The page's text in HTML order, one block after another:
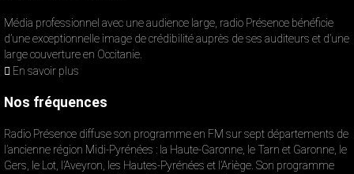
Média professionnel avec une audience large, radio Présence bénéficie
d’une exceptionnelle image de crédibilité auprès de ses auditeurs et d’une
large couverture en Occitanie.
En savoir plus
Nos fréquences
Radio Présence diffuse son programme en FM sur sept départements de
l’ancienne région Midi-Pyrénées : la Haute-Garonne, le Tarn et Garonne, le
Gers, le Lot, l’Aveyron, les Hautes-Pyrénées et l’Ariège. Son programme